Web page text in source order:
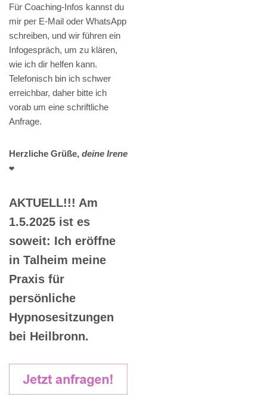
Für Coaching-Infos kannst du
mir per E-Mail oder WhatsApp
schreiben, und wir führen ein
Infogespräch, um zu klären,
wie ich dir helfen kann.
Telefonisch bin ich schwer
erreichbar, daher bitte ich
vorab um eine schriftliche
Anfrage.
Herzliche Grüße, deine Irene
❤️
AKTUELL!!! Am
1.5.2025 ist es
soweit: Ich eröffne
in Talheim meine
Praxis für
persönliche
Hypnosesitzungen
bei Heilbronn.